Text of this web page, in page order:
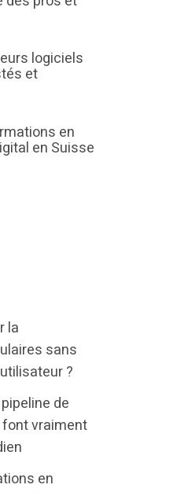
logiciels
et
en
en Suisse
la
sans
?
de
vraiment
en